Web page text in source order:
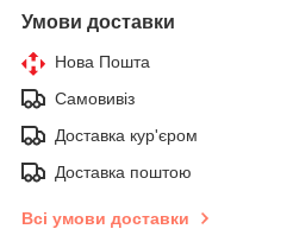
Умови доставки
Нова Пошта
Самовивіз
Доставка кур'єром
Доставка поштою
Всі умови доставки